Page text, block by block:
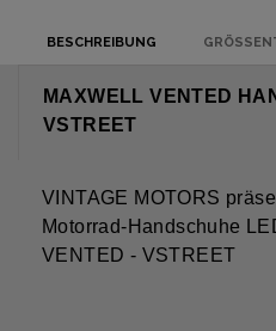
BESCHREIBUNG
MAXWELL VENTED
VSTREET
VINTAGE MOTORS
Motorrad-Handschuhe
VENTED - VSTREET